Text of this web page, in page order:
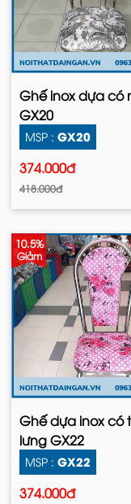
Ghế inox dựa có
GX20
MSP : GX20
374.000đ
418.000đ
10.5%
Giảm
Ghế dựa inox có
lưng GX22
MSP : GX22
374.000đ